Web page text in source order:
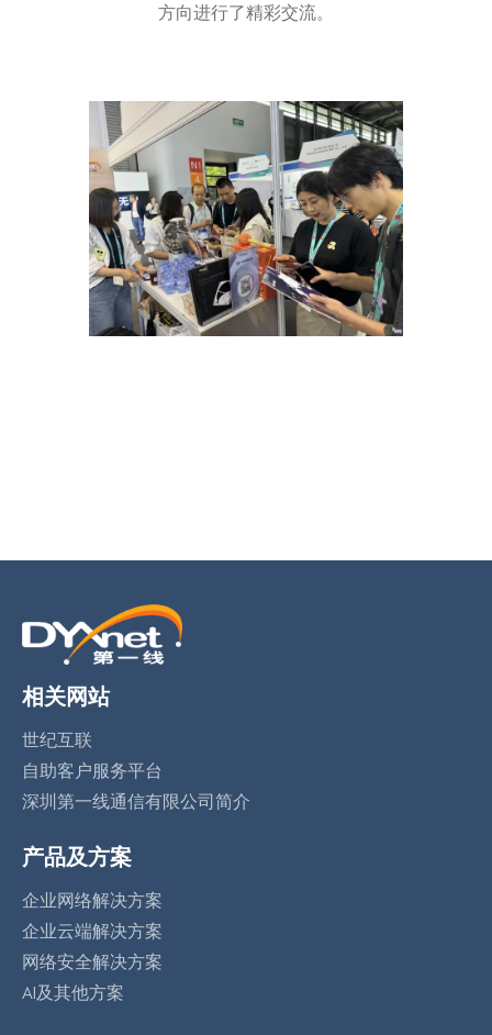
方向进行了精彩交流。
相关网站
世纪互联
自助客户服务平台
深圳第一线通信有限公司简介
产品及方案
企业网络解决方案
企业云端解决方案
网络安全解决方案
AI及其他方案